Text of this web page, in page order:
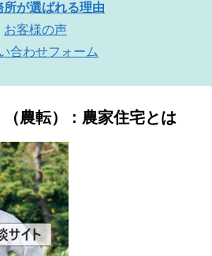
所が選ばれる理由
お客様の声
合わせフォーム
農転） : 農家住宅とは